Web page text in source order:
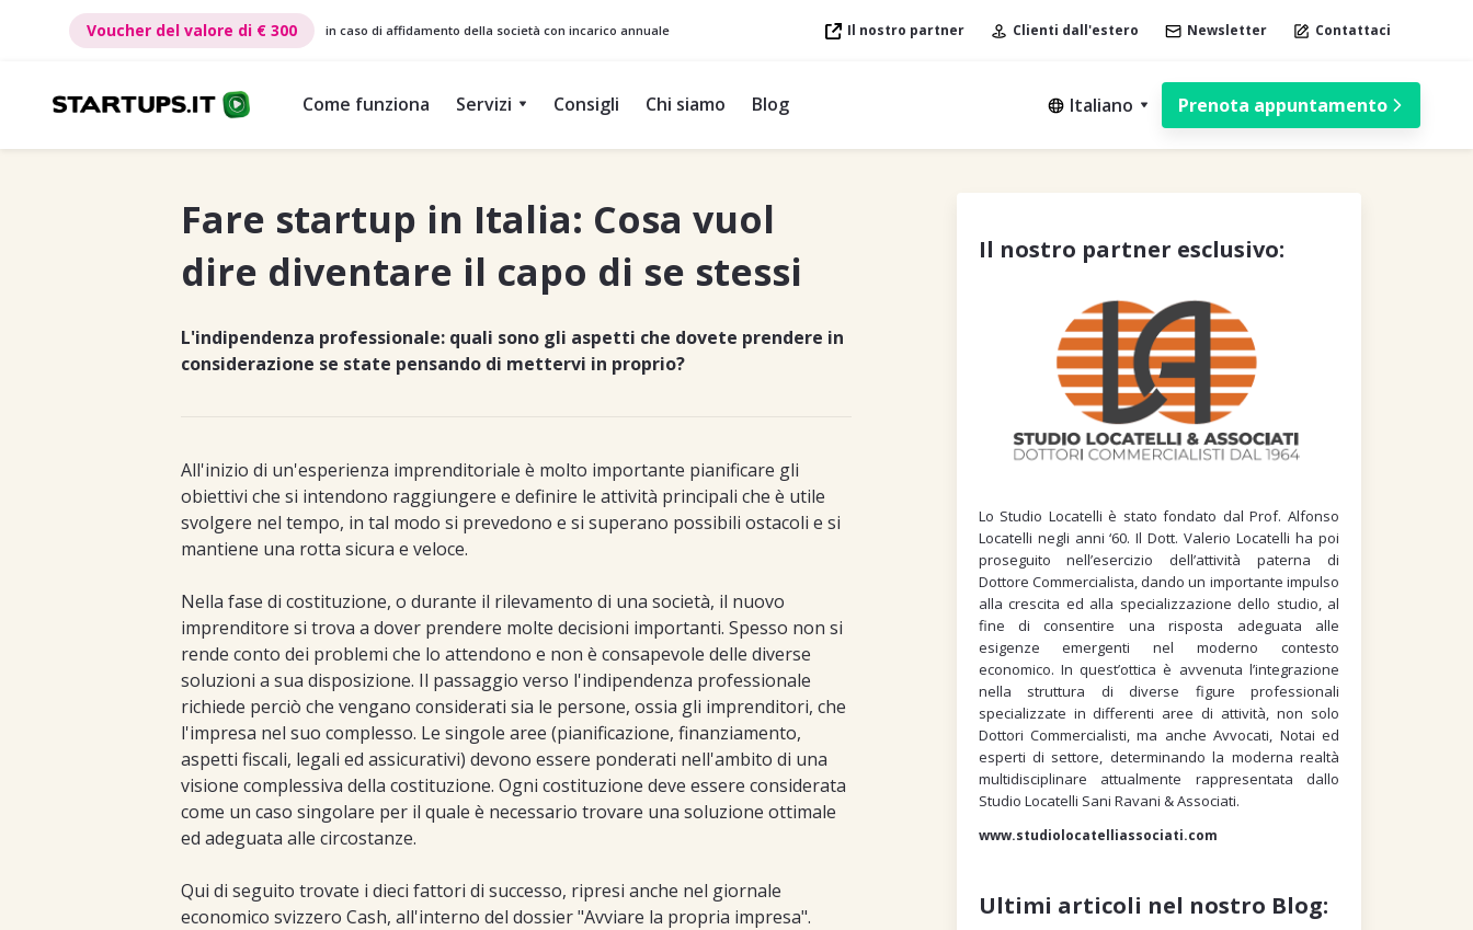
€ 300
Voucher del valore di € 300 in caso di affidamento della società con incarico annuale Il nostro partner Clienti dall'estero Newsletter Contattaci
Come funziona Servizi Consigli Chi siamo Blog Italiano Prenota appuntamento
Fare startup in Italia: Cosa vuol
dire diventare il capo di se stessi
L'indipendenza professionale: quali sono gli aspetti che dovete prendere in
considerazione se state pensando di mettervi in proprio?
All'inizio di un'esperienza imprenditoriale è molto importante pianificare gli
obiettivi che si intendono raggiungere e definire le attività principali che è utile
svolgere nel tempo, in tal modo si prevedono e si superano possibili ostacoli e si
mantiene una rotta sicura e veloce.
Nella fase di costituzione, o durante il rilevamento di una società, il nuovo
imprenditore si trova a dover prendere molte decisioni importanti. Spesso non si
rende conto dei problemi che lo attendono e non è consapevole delle diverse
soluzioni a sua disposizione. Il passaggio verso l'indipendenza professionale
richiede perciò che vengano considerati sia le persone, ossia gli imprenditori, che
l'impresa nel suo complesso. Le singole aree (pianificazione, finanziamento,
aspetti fiscali, legali ed assicurativi) devono essere ponderati nell'ambito di una
visione complessiva della costituzione. Ogni costituzione deve essere considerata
come un caso singolare per il quale è necessario trovare una soluzione ottimale
ed adeguata alle circostanze.
Qui di seguito trovate i dieci fattori di successo, ripresi anche nel giornale
economico svizzero Cash, all'interno del dossier "Avviare la propria impresa".
Il nostro partner esclusivo:
Lo Studio Locatelli è stato fondato dal Prof. Alfonso
Locatelli negli anni ‘60. Il Dott. Valerio Locatelli ha poi
proseguito nell’esercizio dell’attività paterna di
Dottore Commercialista, dando un importante impulso
alla crescita ed alla specializzazione dello studio, al
fine di consentire una risposta adeguata alle
esigenze emergenti nel moderno contesto
economico. In quest’ottica è avvenuta l’integrazione
nella struttura di diverse figure professionali
specializzate in differenti aree di attività, non solo
Dottori Commercialisti, ma anche Avvocati, Notai ed
esperti di settore, determinando la moderna realtà
multidisciplinare attualmente rappresentata dallo
Studio Locatelli Sani Ravani & Associati.
www.studiolocatelliassociati.com
Ultimi articoli nel nostro Blog: